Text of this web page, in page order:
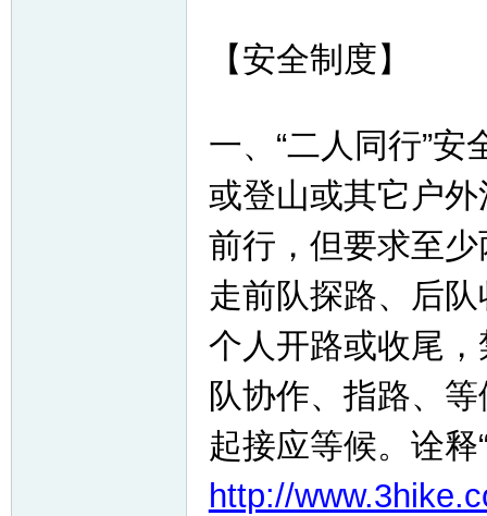
【安全制度】
一、“二人同行”
或登山或其它户
前行，但要求至
走前队探路、后
个人开路或收尾
队协作、指路、
起接应等候。诠释
http://